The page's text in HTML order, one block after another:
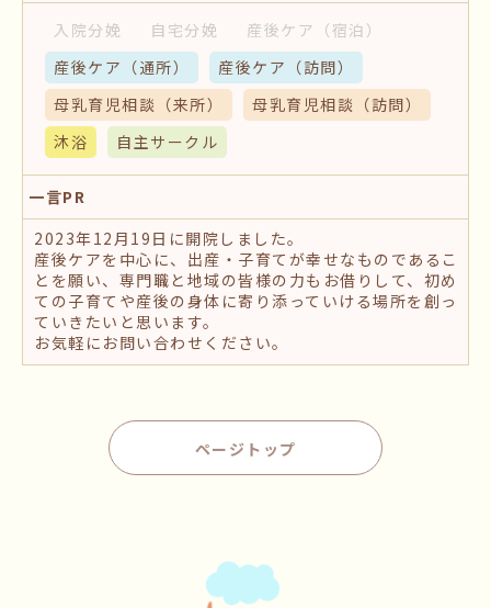
入院分娩 自宅分娩 産後ケア （宿泊）
産後ケア （通所） 産後ケア （訪問）
母乳育児相談 （来所） 母乳育児相談 （訪問）
沐浴
自主サークル
一言PR
2023年12月19日に開院しました。
産後ケアを中心に、出産・子育てが幸せなものであるこ
とを願い、専門職と地域の皆様の力もお借りして、初め
ての子育てや産後の身体に寄り添っていける場所を創っ
ていきたいと思います。
お気軽にお問い合わせください。
ページトップ